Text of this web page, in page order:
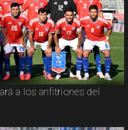
a los anfitriones del